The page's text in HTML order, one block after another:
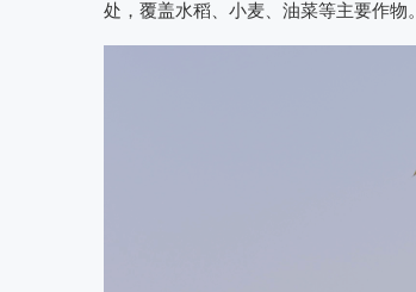
处，覆盖水稻、小麦、油菜等主要作物。